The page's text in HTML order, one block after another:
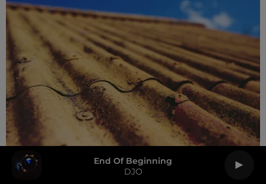
Nightshift Superstar
MUSE
6 août 2026